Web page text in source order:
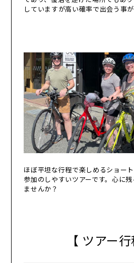
していますが高い確率で出会う事が
ほぼ平坦な行程で楽しめるショー
参加のしやすいツアーです。心に
ませんか？
【 ツアー行